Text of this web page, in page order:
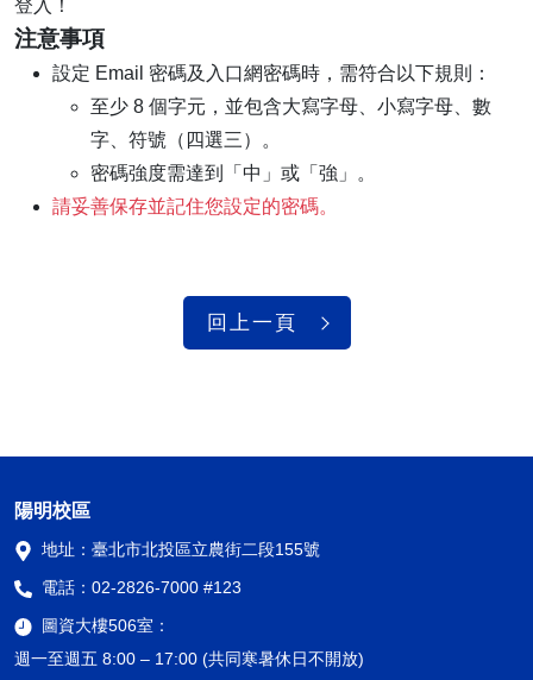
登入！
注意事項
設定 Email 密碼及入口網密碼時，需符合以下規則：
至少 8 個字元，並包含大寫字母、小寫字母、數
字、符號（四選三）。
密碼強度需達到「中」或「強」。
請妥善保存並記住您設定的密碼。
回上一頁
陽明校區
地址： 臺北市北投區立農街二段155號
電話： 02-2826-7000 #123
圖資大樓506室：
週一至週五 8:00 – 17:00 (共同寒暑休日不開放)